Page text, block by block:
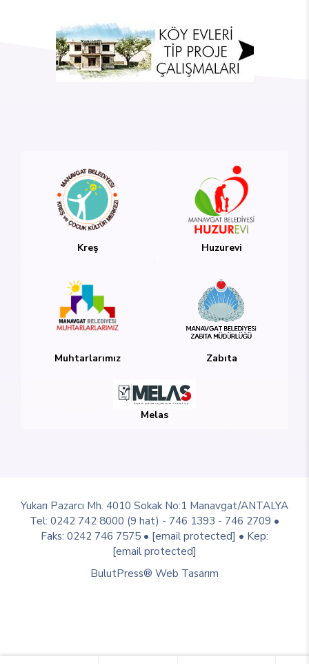
Kreş Huzurevi
Muhtarlarımız Zabıta
Melas
Yukarı Pazarcı Mh. 4010 Sokak No:1 Manavgat/ANTALYA
Tel: 0242 742 8000 (9 hat) - 746 1393 - 746 2709 •
Faks: 0242 746 7575 • [email protected] • Kep:
[email protected]
BulutPress® Web Tasarım